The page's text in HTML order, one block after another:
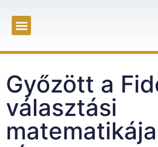
Győzött a
választási